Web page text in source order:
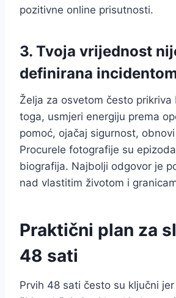
pozitivne online prisutnosti.
3. Tvoja vrijednost
definirana
Želja za osvetom često prikriva
toga, usmjeri energiju prema
pomoć, ojačaj sigurnost,
Procurele fotografije su
biografija. Najbolji odgovor je
nad vlastitim životom i
Praktični plan za
48 sati
Prvih 48 sati često su ključni